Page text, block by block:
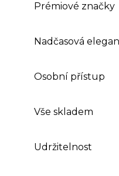
Prémiové značky
Nadčasová
Osobní přístup
Vše skladem
Udržitelnost